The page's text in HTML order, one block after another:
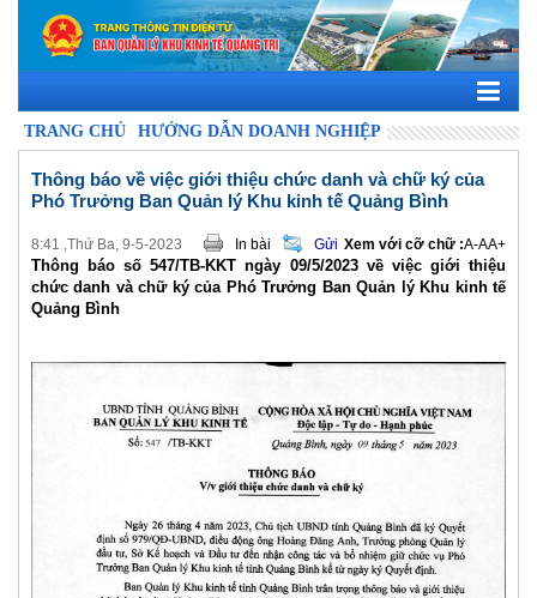
TRANG CHỦ HƯỚNG DẪN DOANH NGHIỆP
Thông báo về việc giới thiệu chức danh và chữ ký của
Phó Trưởng Ban Quản lý Khu kinh tế Quảng Bình
8:41 ,Thứ Ba, 9-5-2023 In bài Gửi Xem với cỡ chữ :A-AA+
Thông báo số 547/TB-KKT ngày 09/5/2023 về việc giới thiệu
chức danh và chữ ký của Phó Trưởng Ban Quản lý Khu kinh tế
Quảng Bình